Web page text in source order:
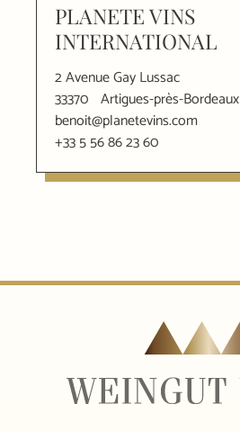
PLANETE VINS
INTERNATIONAL
2 Avenue Gay Lussac
33370 Artigues-près-Bordeaux
benoit@planetevins.com
+33 5 56 86 23 60